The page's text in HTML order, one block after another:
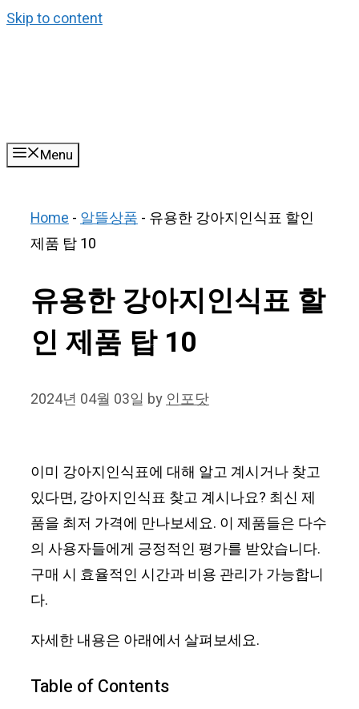
Skip to content
Menu
Home-알뜰상품- 유용한 강아지인식표 할인
제품 탑 10
유용한 강아지인식표 할
인 제품 탑 10
2024년 04월 03일 by인포닷
이미 강아지인식표에 대해 알고 계시거나 찾고
있다면, 강아지인식표 찾고 계시나요? 최신 제
품을 최저 가격에 만나보세요. 이 제품들은 다수
의 사용자들에게 긍정적인 평가를 받았습니다.
구매 시 효율적인 시간과 비용 관리가 가능합니
다.
자세한 내용은 아래에서 살펴보세요.
Table of Contents